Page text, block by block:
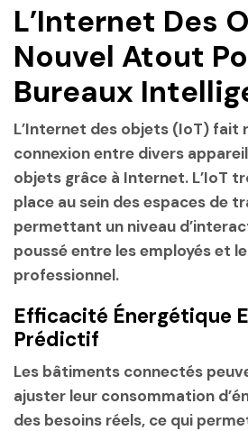
L’Internet Des
Nouvel Atout
Bureaux
L’Internet des objets (IoT) fait
connexion entre divers
objets grâce à Internet. L’IoT
place au sein des espaces de
permettant un niveau
poussé entre les employés et
professionnel.
Efficacité Énergétique
Prédictif
Les bâtiments connectés
ajuster leur consommation
des besoins réels, ce qui